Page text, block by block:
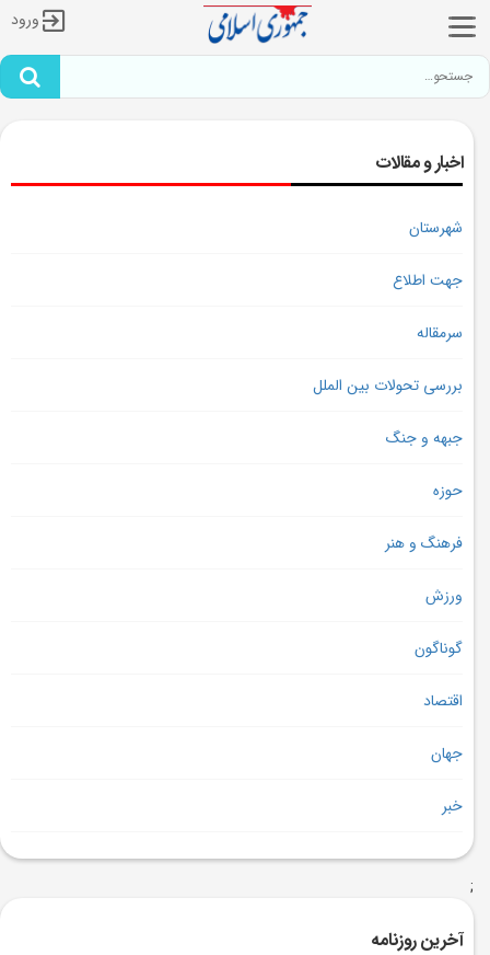
ورود
اخبار و مقالات
شهرستان
جهت اطلاع
سرمقاله
بررسی تحولات بین الملل
جبهه و جنگ
حوزه
فرهنگ و هنر
ورزش
گوناگون
اقتصاد
جهان
خبر
;
آخرین روزنامه